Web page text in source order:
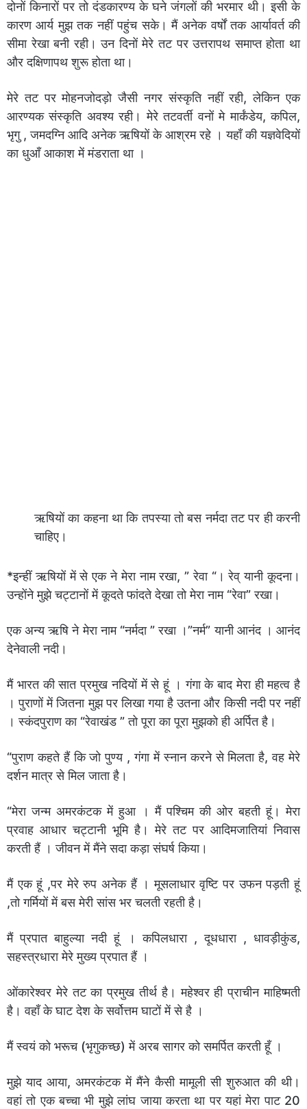
दोनों किनारों पर तो दंडकारण्य के घने जंगलों की भरमार थी। इसी के
कारण आर्य मुझ तक नहीं पहुंच सके। मैं अनेक वर्षों तक आर्यावर्त की
सीमा रेखा बनी रही। उन दिनों मेरे तट पर उत्तरापथ समाप्त होता था
और दक्षिणापथ शुरू होता था।
मेरे तट पर मोहनजोदड़ो जैसी नगर संस्कृति नहीं रही, लेकिन एक
आरण्यक संस्कृति अवश्य रही। मेरे तटवर्ती वनों मे मार्कंडेय, कपिल,
भृगु , जमदग्नि आदि अनेक ऋषियों के आश्रम रहे । यहाँ की यज्ञवेदियों
का धुआँ आकाश में मंडराता था ।
ऋषियों का कहना था कि तपस्या तो बस नर्मदा तट पर ही करनी
चाहिए।
*इन्हीं ऋषियों में से एक ने मेरा नाम रखा, ” रेवा “। रेव् यानी कूदना।
उन्होंने मुझे चट्टानों में कूदते फांदते देखा तो मेरा नाम “रेवा” रखा।
एक अन्य ऋषि ने मेरा नाम “नर्मदा ” रखा ।”नर्म” यानी आनंद । आनंद
देनेवाली नदी।
मैं भारत की सात प्रमुख नदियों में से हूं । गंगा के बाद मेरा ही महत्व है
। पुराणों में जितना मुझ पर लिखा गया है उतना और किसी नदी पर नहीं
। स्कंदपुराण का “रेवाखंड ” तो पूरा का पूरा मुझको ही अर्पित है।
“पुराण कहते हैं कि जो पुण्य , गंगा में स्नान करने से मिलता है, वह मेरे
दर्शन मात्र से मिल जाता है।
“मेरा जन्म अमरकंटक में हुआ । मैं पश्चिम की ओर बहती हूं। मेरा
प्रवाह आधार चट्टानी भूमि है। मेरे तट पर आदिमजातियां निवास
करती हैं । जीवन में मैंने सदा कड़ा संघर्ष किया।
मैं एक हूं ,पर मेरे रुप अनेक हैं । मूसलाधार वृष्टि पर उफन पड़ती हूं
,तो गर्मियों में बस मेरी सांस भर चलती रहती है।
मैं प्रपात बाहुल्या नदी हूं । कपिलधारा , दूधधारा , धावड़ीकुंड,
सहस्त्रधारा मेरे मुख्य प्रपात हैं ।
ओंकारेश्वर मेरे तट का प्रमुख तीर्थ है। महेश्वर ही प्राचीन माहिष्मती
है। वहाँ के घाट देश के सर्वोत्तम घाटों में से है ।
मैं स्वयं को भरूच (भृगुकच्छ) में अरब सागर को समर्पित करती हूँ ‌।
मुझे याद आया, अमरकंटक में मैंने कैसी मामूली सी शुरुआत की थी।
वहां तो एक बच्चा भी मुझे लांघ जाया करता था पर यहां मेरा पाट 20